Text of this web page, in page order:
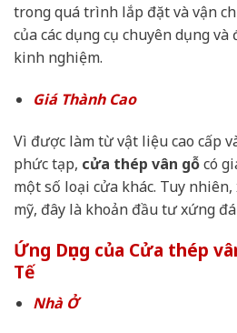
trong quá trình lắp đặt và vận
của các dụng cụ chuyên dụng
kinh nghiệm.
Giá Thành Cao
Vì được làm từ vật liệu cao cấp
phức tạp, cửa thép vân gỗcó
một số loại cửa khác. Tuy
mỹ, đây là khoản đầu tư xứng
Ứng Dụng của Cửa thép
Tế
Nhà Ở